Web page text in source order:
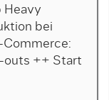
Heavy
bei
outs ++ Start